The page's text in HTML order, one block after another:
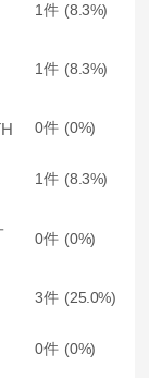
1 8.3
1 8.3
0 0
1 8.3
0 0
3 25.0
0 0